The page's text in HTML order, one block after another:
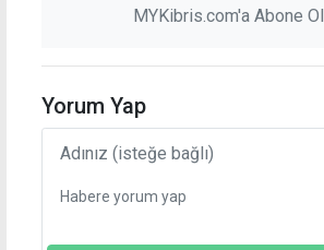
MYKibris.com'a Abone Ol
Yorum Yap